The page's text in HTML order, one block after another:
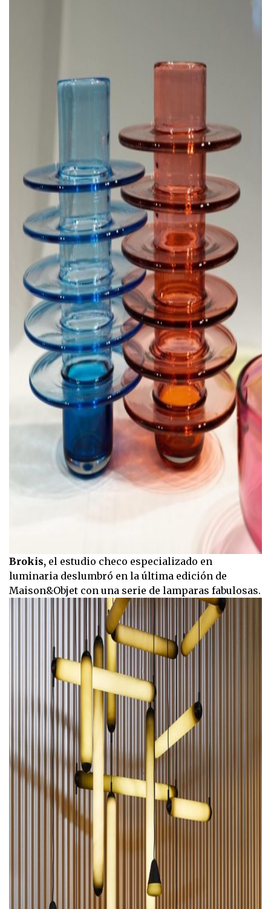
Brokis, el estudio checo especializado en
luminaria deslumbró en la última edición de
Maison&Objet con una serie de lamparas fabulosas.